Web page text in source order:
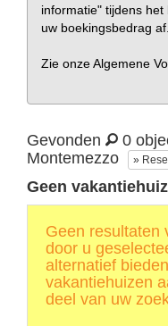
informatie" tijdens
uw boekingsbedrag af.
Zie onze Algemene
Gevonden
0
Montemezzo
»
Geen
Geen resultaten
door u
alternatief
vakantiehuizen
deel van uw